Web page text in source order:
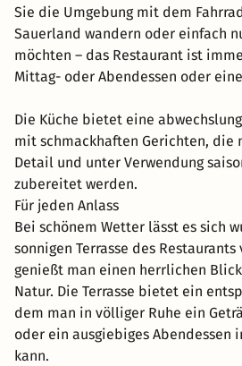
Sie die Umgebung mit dem
Sauerland wandern oder einfach
möchten – das Restaurant ist
Mittag- oder Abendessen oder
Die Küche bietet eine
mit schmackhaften Gerichten, die
Detail und unter Verwendung
zubereitet werden.
Für jeden Anlass
Bei schönem Wetter lässt es sich
sonnigen Terrasse des
genießt man einen herrlichen
Natur. Die Terrasse bietet ein
dem man in völliger Ruhe ein
oder ein ausgiebiges Abendessen
kann.